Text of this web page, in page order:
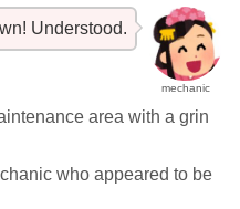
mechanic
Understood.
area with a grin
who appeared to be